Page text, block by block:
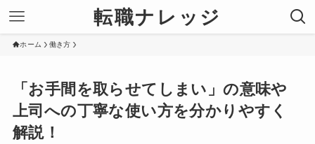
転職ナレッジ
ホーム 働き方
「お手間を取らせてしまい」の意味や
上司への丁寧な使い方を分かりやすく
解説！